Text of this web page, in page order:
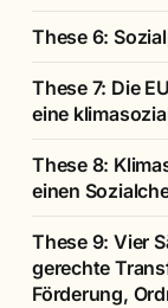
These 6:
These 7: Die
eine
These 8:
einen
These 9: Vier
gerechte
Förderung,